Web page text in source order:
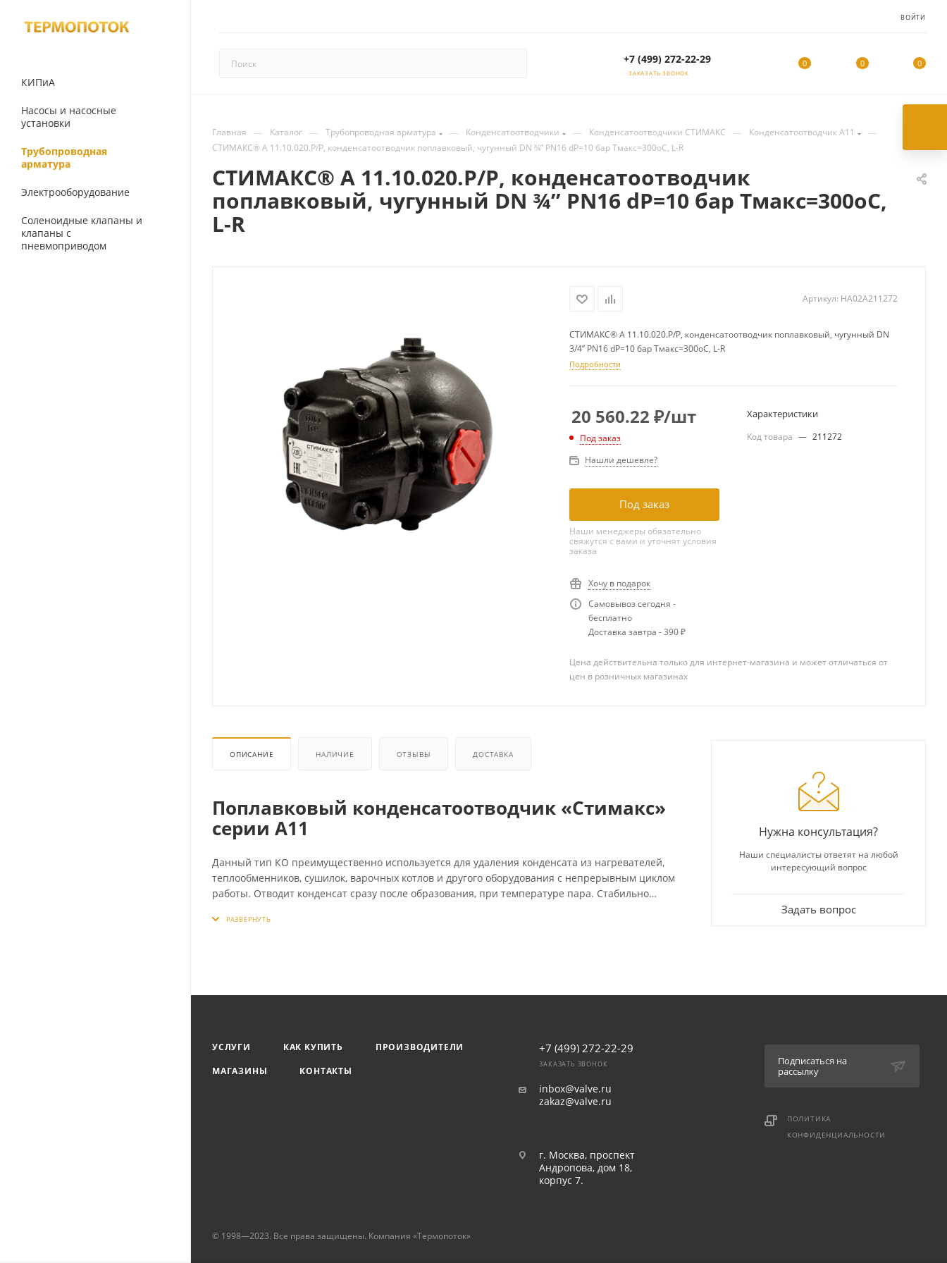
ВОЙТИ
+7 (499) 272-22-29
ЗАКАЗАТЬ ЗВОНОК
0 0 0
КИПиА
Насосы и насосные
установки
Трубопроводная
арматура
Электрооборудование
Соленоидные клапаны и
клапаны с
пневмоприводом
Главная — Каталог — Трубопроводная арматура — Конденсатоотводчики — Конденсатоотводчики СТИМАКС — Конденсатоотводчик A11 —
СТИМАКС® A 11.10.020.Р/Р, конденсатоотводчик поплавковый, чугунный DN ¾’’ PN16 dP=10 бар Тмакс=300оС, L-R
СТИМАКС® A 11.10.020.Р/Р, конденсатоотводчик
поплавковый, чугунный DN ¾’’ PN16 dP=10 бар Тмакс=300оС,
L-R
Артикул: HA02A211272
СТИМАКС® A 11.10.020.Р/Р, конденсатоотводчик поплавковый, чугунный DN
3/4’’ PN16 dP=10 бар Тмакс=300оС, L-R
Подробности
20 560.22 ₽/шт
Под заказ
Нашли дешевле?
Под заказ
Наши менеджеры обязательно
свяжутся с вами и уточнят условия
заказа
Хочу в подарок
Самовывоз сегодня -
бесплатно
Доставка завтра - 390 ₽
Характеристики
Код товара — 211272
Цена действительна только для интернет-магазина и может отличаться от
цен в розничных магазинах
ОПИСАНИЕ НАЛИЧИЕ ОТЗЫВЫ ДОСТАВКА
Поплавковый конденсатоотводчик «Стимакс»
серии А11
Данный тип КО преимущественно используется для удаления конденсата из нагревателей,
теплообменников, сушилок, варочных котлов и другого оборудования с непрерывным циклом
работы. Отводит конденсат сразу после образования, при температуре пара. Стабильно
воздушный клапан. Обладает большой пропускной способностью. Перед КО требуется
Нужна консультация?
Наши специалисты ответят на любой
интересующий вопрос
Задать вопрос
УСЛУГИ КАК КУПИТЬ
ПРОИЗВОДИТЕЛИ
МАГАЗИНЫ
КОНТАКТЫ
+7 (499) 272-22-29
ЗАКАЗАТЬ ЗВОНОК
inbox@valve.ru
zakaz@valve.ru
г. Москва, проспект
Андропова, дом 18,
корпус 7.
Подписаться на
рассылку
ПОЛИТИКА
КОНФИДЕНЦИАЛЬНОСТИ
© 1998—2023. Все права защищены. Компания «Термопоток»